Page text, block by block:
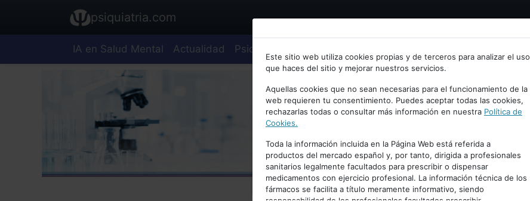
Bienvenid@ a psiquiatria.com
Escribe tu Email
Accede o regístrate con tu email.
Cancelar
psiquiatria.com
IA en Salud Mental Actualidad Psiquiatría
Este sitio web utiliza cookies propias y de terceros para analizar el uso
que haces del sitio y mejorar nuestros servicios.
Aquellas cookies que no sean necesarias para el funcionamiento de la
web requieren tu consentimiento. Puedes aceptar todas las cookies,
rechazarlas todas o consultar más información en nuestra Política de
Cookies.
Toda la información incluida en la Página Web está referida a
productos del mercado español y, por tanto, dirigida a profesionales
sanitarios legalmente facultados para prescribir o dispensar
medicamentos con ejercicio profesional. La información técnica de los
fármacos se facilita a título meramente informativo, siendo
PUBLICIDAD